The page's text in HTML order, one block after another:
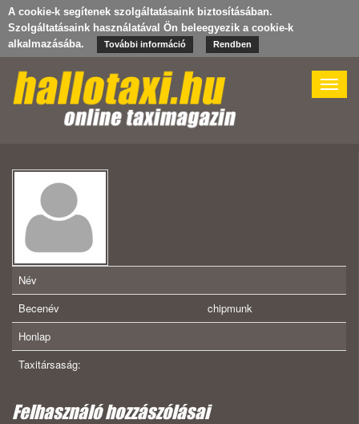
A cookie-k segítenek szolgáltatásaink biztosításában.
Szolgáltatásaink használatával Ön beleegyezik a cookie-k
alkalmazásába.
További információ Rendben
Toggle
Név
Becenév
chipmunk
Honlap
Taxitársaság:
Felhasználó hozzászólásai